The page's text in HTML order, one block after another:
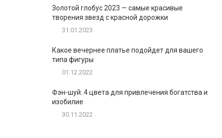
Золотой глобус 2023 — самые красивые
творения звезд с красной дорожки
31.01.2023
Какое вечернее платье подойдет для вашего
типа фигуры
01.12.2022
Фэн-шуй: 4 цвета для привлечения богатства и
изобилие
30.11.2022